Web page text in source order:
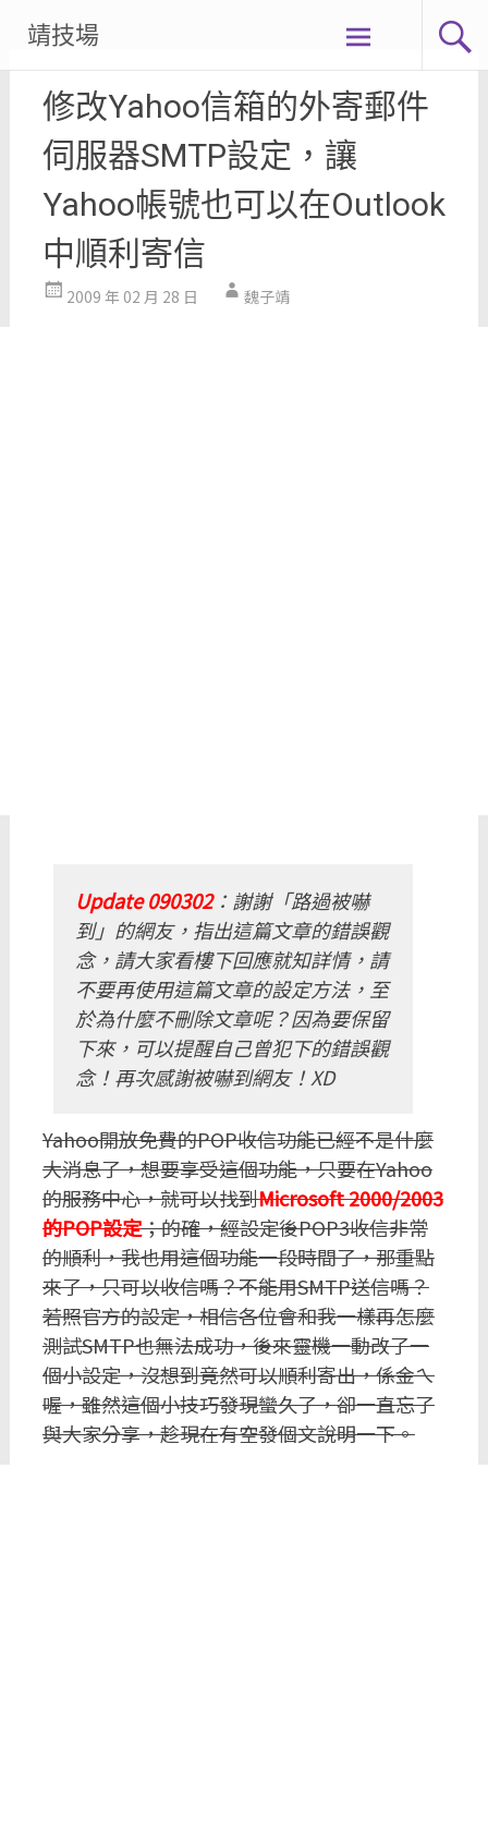
content
靖技場
修改Yahoo信箱的外寄郵件
伺服器SMTP設定，讓
Yahoo帳號也可以在Outlook
中順利寄信
2009 年 02 月 28 日 魏子靖
Update 090302：謝謝「路過被嚇
到」的網友，指出這篇文章的錯誤觀
念，請大家看樓下回應就知詳情，請
不要再使用這篇文章的設定方法，至
於為什麼不刪除文章呢？因為要保留
下來，可以提醒自己曾犯下的錯誤觀
念！再次感謝被嚇到網友！XD
Yahoo開放免費的POP收信功能已經不是什麼
大消息了，想要享受這個功能，只要在Yahoo
的服務中心，就可以找到Microsoft 2000/2003
的POP設定；的確，經設定後POP3收信非常
的順利，我也用這個功能一段時間了，那重點
來了，只可以收信嗎？不能用SMTP送信嗎？
若照官方的設定，相信各位會和我一樣再怎麼
測試SMTP也無法成功，後來靈機一動改了一
個小設定，沒想到竟然可以順利寄出，係金ㄟ
喔，雖然這個小技巧發現蠻久了，卻一直忘了
與大家分享，趁現在有空發個文說明一下。